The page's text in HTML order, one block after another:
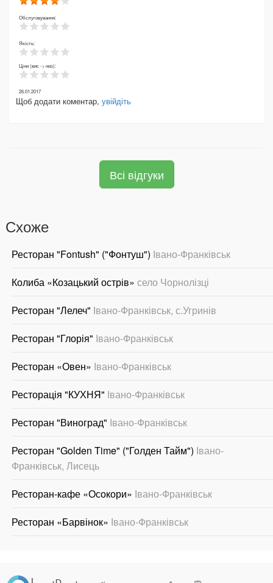
Обслуговування:
Якість:
Ціни (вис -> низ):
26.01.2017
Щоб додати коментар, увійдіть
Всі відгуки
Схоже
Ресторан "Fontush" ("Фонтуш") Івано-Франківськ
Колиба «Козацький острів» село Чорнолізці
Ресторан "Лелеч" Івано-Франківськ, с.Угринів
Ресторан "Глорія" Івано-Франківськ
Ресторан «Овен» Івано-Франківськ
Ресторація "КУХНЯ" Івано-Франківськ
Ресторан "Виноград" Івано-Франківськ
Ресторан "Golden Time" ("Голден Тайм") Івано-
Франківськ, Лисець
Ресторан-кафе «Осокори» Івано-Франківськ
Ресторан «Барвінок» Івано-Франківськ